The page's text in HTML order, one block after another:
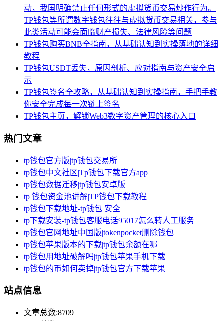
动，我国明确禁止任何形式的虚拟货币交易炒作行为。
TP钱包等所谓数字钱包往往与虚拟货币交易相关，参与
此类活动可能会面临财产损失、法律风险等问题
TP钱包购买BNB全指南，从基础认知到实操落地的详细
教程
TP钱包USDT丢失，原因剖析、应对指南与资产安全启
示
TP钱包签名全攻略，从基础认知到实操指南，手把手教
你安全完成每一次链上签名
TP钱包主页，解锁Web3数字资产管理的核心入口
热门文章
tp钱包官方版|tp钱包交易所
tp钱包中文社区|Tp钱包下载官方app
tp钱包数据迁移|tp钱包安卓版
tp 钱包资金池讲解|TP钱包下载教程
tp钱包下载地址-tp钱包 安全
tp下载安装-tp钱包客服电话95017怎么转人工服务
tp钱包官网地址中国版|tokenpocket删除钱包
tp钱包苹果版本的下载|tp钱包余额在哪
tp钱包用地址破解吗|tp钱包苹果手机下载
tp钱包的币如何卖掉|tp钱包官方下载苹果
站点信息
文章总数:8709